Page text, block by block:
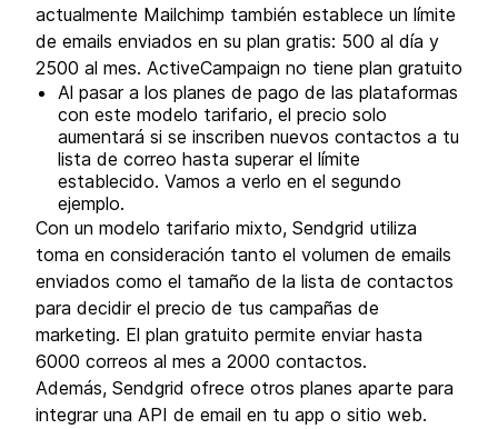
actualmente Mailchimp también establece un límite
de emails enviados en su plan gratis: 500 al día y
2500 al mes. ActiveCampaign no tiene plan gratuito
Al pasar a los planes de pago de las plataformas
con este modelo tarifario, el precio solo
aumentará si se inscriben nuevos contactos a tu
lista de correo hasta superar el límite
establecido. Vamos a verlo en el segundo
ejemplo.
Con un modelo tarifario mixto, Sendgrid utiliza
toma en consideración tanto el volumen de emails
enviados como el tamaño de la lista de contactos
para decidir el precio de tus campañas de
marketing. El plan gratuito permite enviar hasta
6000 correos al mes a 2000 contactos.
Además, Sendgrid ofrece otros planes aparte para
integrar una API de email en tu app o sitio web.